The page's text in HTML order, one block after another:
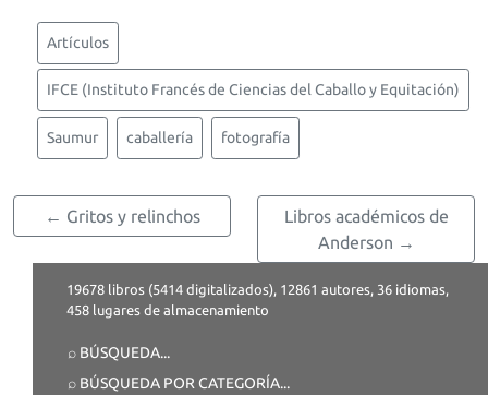
Artículos
IFCE (Instituto Francés de Ciencias del Caballo y Equitación)
Saumur caballería fotografía
← Gritos y relinchos
Libros académicos de
Anderson →
19678 libros (5414 digitalizados), 12861 autores, 36 idiomas,
458 lugares de almacenamiento
⌕ BÚSQUEDA...
⌕ BÚSQUEDA POR CATEGORÍA...